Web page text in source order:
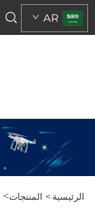
AR
الرئيسية > المنتجات>